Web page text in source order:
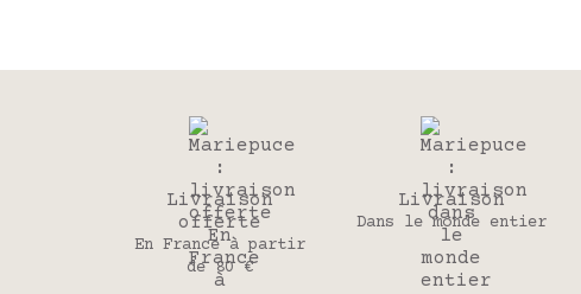
Livraison
offerte
En France à partir
de 80 €
Livraison
Dans le monde entier